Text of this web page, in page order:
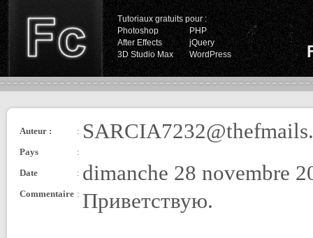
Tutoriaux gratuits pour :
Photoshop
PHP
After Effects
jQuery
3D Studio Max
WordPress
Auteur : :
Pays
:
Date
: dimanche 28 novembre
Commentaire : Приветствую.